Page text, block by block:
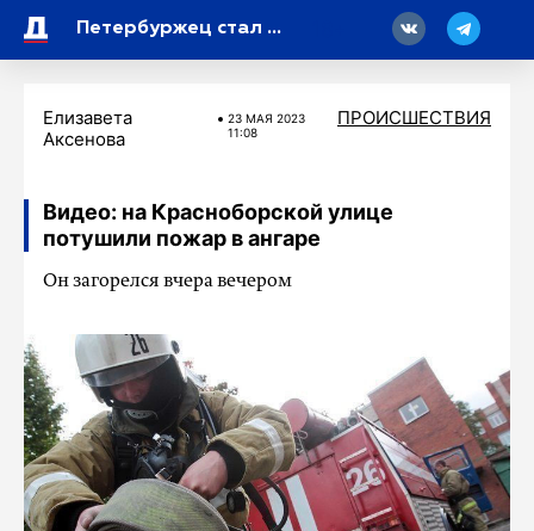
Петербуржец стал жертвой ограбления в автобусе
Елизавета
Аксенова
23 МАЯ 2023
11:08
ПРОИСШЕСТВИЯ
Видео: на Красноборской улице
потушили пожар в ангаре
Он загорелся вчера вечером